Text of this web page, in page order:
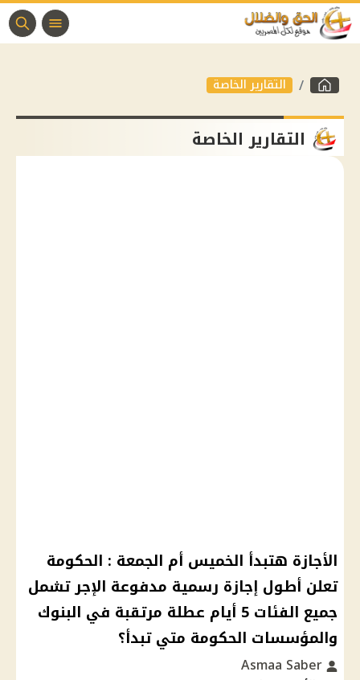
التقارير الخاصة
التقارير الخاصة
الأجازة هتبدأ الخميس أم الجمعة : الحكومة
تعلن أطول إجازة رسمية مدفوعة الإجر تشمل
جميع الفئات 5 أيام عطلة مرتقبة في البنوك
والمؤسسات الحكومة متي تبدأ؟